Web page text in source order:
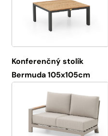
Konferenčný stolík
Bermuda 105x105cm